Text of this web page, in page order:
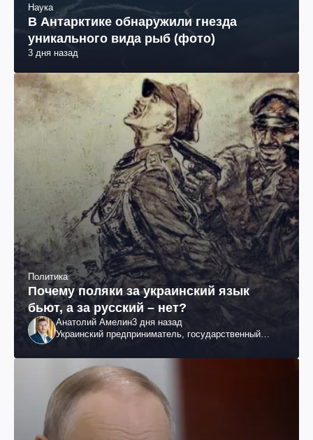
Наука
В Антарктике обнаружили гнезда
уникального вида рыб (фото)
3 дня назад
Политика
Почему поляки за украинский язык
бьют, а за русский – нет?
Анатолий Амелин3 дня назад
Украинский предприниматель, государственный